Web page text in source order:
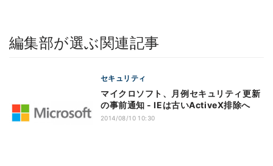
編集部が選ぶ関連記事
セキュリティ
マイクロソフト、月例セキュリティ更新
の事前通知 - IEは古いActiveX排除へ
2014/08/10 10:30